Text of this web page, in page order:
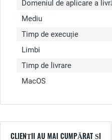
Domeniul de aplicare a
Mediu
Timp de execuție
Limbi
Timp de livrare
MacOS
CLIENȚII AU MAI CUMPĂRAT ȘI